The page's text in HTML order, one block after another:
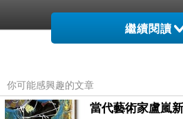
繼續閱讀
你可能感興趣的文章